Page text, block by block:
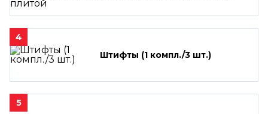
4
Штифты (1 компл./3 шт.)
5